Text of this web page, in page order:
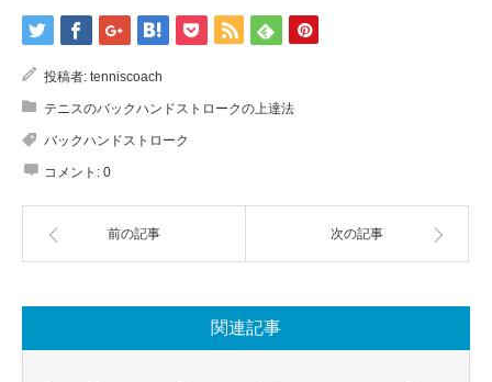
投稿者: tenniscoach
テニスのバックハンドストロークの上達法
バックハンドストローク
コメント: 0
前の記事 次の記事
関連記事